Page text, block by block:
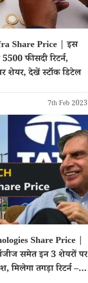
Share Price | इस
फीसदी रिटर्न,
पर शेयर, देखें स्टॉक डिटेल
7th Feb 2023
Share Price |
समेत इन 3 शेयरों पर
मिलेगा तगड़ा रिटर्न –